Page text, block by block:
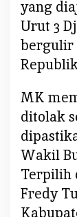
yang
Urut 3
bergulir
MK
ditolak
Wakil
Terpilih
Fredy